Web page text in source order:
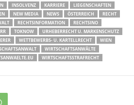
INSOLVENZ KARRIERE
LIEGENSCHAFTEN
NEW MEDIA NEWS ÖSTERREICH
RECHT
RECHTSINFORMATION
RECHTSINO
TOKNOW
URHEBERRECHT U. MARKENSCHUTZ
WETTBEWERBS- U. KARTELLRECHT
WIEN
WIRTSCHAFTSANWÄLTE
WIRTSCHAFTSSTRAFRECHT